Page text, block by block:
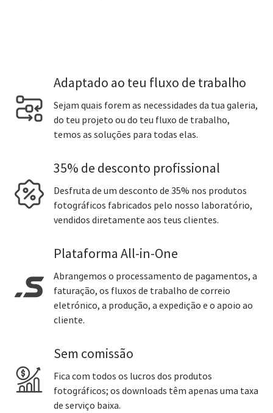
Adaptado ao teu fluxo de trabalho
Sejam quais forem as necessidades da tua galeria,
do teu projeto ou do teu fluxo de trabalho,
temos as soluções para todas elas.
35% de desconto profissional
Desfruta de um desconto de 35% nos produtos
fotográficos fabricados pelo nosso laboratório,
vendidos diretamente aos teus clientes.
Plataforma All-in-One
Abrangemos o processamento de pagamentos, a
faturação, os fluxos de trabalho de correio
eletrónico, a produção, a expedição e o apoio ao
cliente.
Sem comissão
Fica com todos os lucros dos produtos
fotográficos; os downloads têm apenas uma taxa
de serviço baixa.